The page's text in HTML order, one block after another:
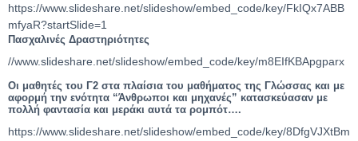
https://www.slideshare.net/slideshow/embed_code/key/FkIQx7ABB
mfyaR?startSlide=1
Πασχαλινές Δραστηριότητες
//www.slideshare.net/slideshow/embed_code/key/m8EIfKBApgparx
Οι μαθητές του Γ2 στα πλαίσια του μαθήματος της Γλώσσας και με
αφορμή την ενότητα “Άνθρωποι και μηχανές” κατασκεύασαν με
πολλή φαντασία και μεράκι αυτά τα ρομπότ….
https://www.slideshare.net/slideshow/embed_code/key/8DfgVJXtBm